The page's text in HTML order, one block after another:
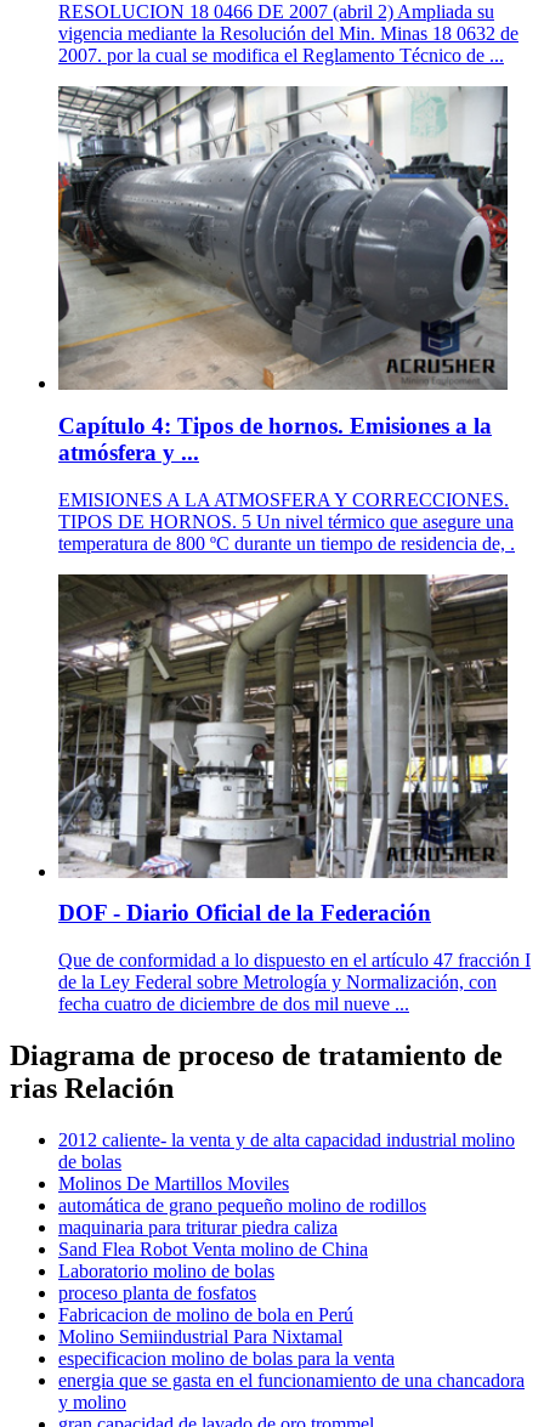
RESOLUCION 18 0466 DE 2007 (abril 2) Ampliada su
vigencia mediante la Resolución del Min. Minas 18 0632 de
2007. por la cual se modifica el Reglamento Técnico de ...
Capítulo 4: Tipos de hornos. Emisiones a la
atmósfera y ...
EMISIONES A LA ATMOSFERA Y CORRECCIONES.
TIPOS DE HORNOS. 5 Un nivel térmico que asegure una
temperatura de 800 ºC durante un tiempo de residencia de, .
DOF - Diario Oficial de la Federación
Que de conformidad a lo dispuesto en el artículo 47 fracción I
de la Ley Federal sobre Metrología y Normalización, con
fecha cuatro de diciembre de dos mil nueve ...
Diagrama de proceso de tratamiento de
rias Relación
2012 caliente- la venta y de alta capacidad industrial molino
de bolas
Molinos De Martillos Moviles
automática de grano pequeño molino de rodillos
maquinaria para triturar piedra caliza
Sand Flea Robot Venta molino de China
Laboratorio molino de bolas
proceso planta de fosfatos
Fabricacion de molino de bola en Perú
Molino Semiindustrial Para Nixtamal
especificacion molino de bolas para la venta
energia que se gasta en el funcionamiento de una chancadora
y molino